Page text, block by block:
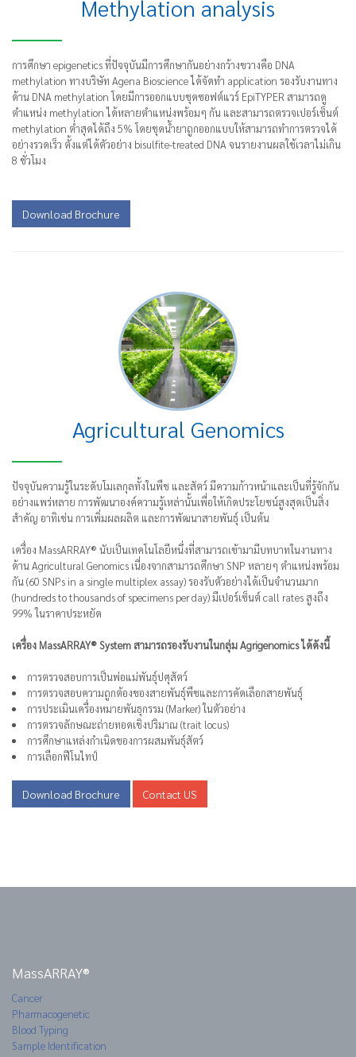
Methylation analysis
การศึกษา epigenetics ที่ปัจจุบันมีการศึกษากันอย่างกว้างขวางคือ DNA
methylation ทางบริษัท Agena Bioscience ได้จัดทำ application รองรับงานทาง
ด้าน DNA methylation โดยมีการออกแบบชุดซอฟต์แวร์ EpiTYPER สามารถดู
ตำแหน่ง methylation ได้หลายตำแหน่งพร้อมๆ กัน และสามารถตรวจเปอร์เซ็นต์
methylation ต่ำสุดได้ถึง 5% โดยชุดน้ำยาถูกออกแบบให้สามารถทำการตรวจได้
อย่างรวดเร็ว ตั้งแต่ได้ตัวอย่าง bisulfite-treated DNA จนรายงานผลใช้เวลาไม่เกิน
8 ชั่วโมง
Download Brochure
Agricultural Genomics
ปัจจุบันความรู้ในระดับโมเลกุลทั้งในพืช และสัตว์ มีความก้าวหน้าและเป็นที่รู้จักกัน
อย่างแพร่หลาย การพัฒนาองค์ความรู้เหล่านั้นเพื่อให้เกิดประโยชน์สูงสุดเป็นสิ่ง
สำคัญ อาทิเช่น การเพิ่มผลผลิต และการพัฒนาสายพันธุ์ เป็นต้น
เครื่อง MassARRAY® นับเป็นเทคโนโลยีหนึ่งที่สามารถเข้ามามีบทบาทในงานทาง
ด้าน Agricultural Genomics เนื่องจากสามารถศึกษา SNP หลายๆ ตำแหน่งพร้อม
กัน (60 SNPs in a single multiplex assay) รองรับตัวอย่างได้เป็นจำนวนมาก
(hundreds to thousands of specimens per day) มีเปอร์เซ็นต์ call rates สูงถึง
99% ในราคาประหยัด
เครื่อง MassARRAY® System สามารถรองรับงานในกลุ่ม Agrigenomics ได้ดังนี้
การตรวจสอบการเป็นพ่อแม่พันธุ์ปศุสัตว์
การตรวจสอบความถูกต้องของสายพันธุ์พืชและการคัดเลือกสายพันธุ์
การประเมินเครื่องหมายพันธุกรรม (Marker) ในตัวอย่าง
การตรวจลักษณะถ่ายทอดเชิงปริมาณ (trait locus)
การศึกษาแหล่งกำเนิดของการผสมพันธุ์สัตว์
การเลือกฟีโนไทป์
Download Brochure Contact US
MassARRAY®
Cancer
Pharmacogenetic
Blood Typing
Sample Identification